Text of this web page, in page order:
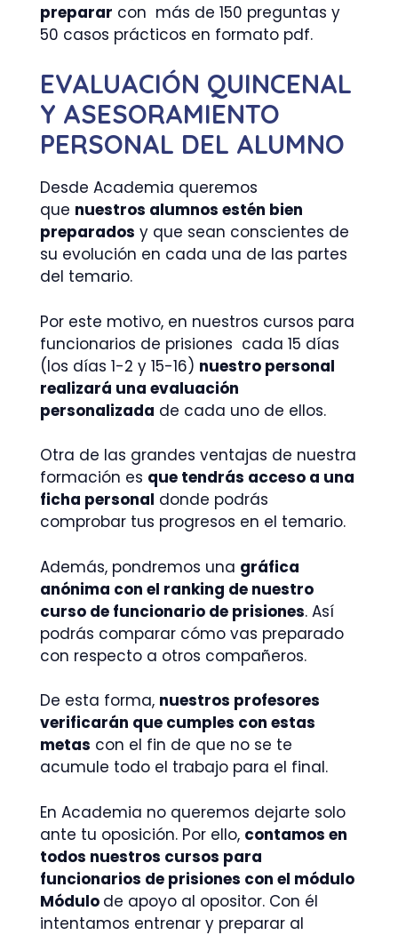
preparar con más de 150 preguntas y
50 casos prácticos en formato pdf.
EVALUACIÓN QUINCENAL
Y ASESORAMIENTO
PERSONAL DEL ALUMNO
Desde Academia queremos
que nuestros alumnos estén bien
preparados y que sean conscientes de
su evolución en cada una de las partes
del temario.
Por este motivo, en nuestros cursos para
funcionarios de prisiones cada 15 días
(los días 1-2 y 15-16) nuestro personal
realizará una evaluación
personalizada de cada uno de ellos.
Otra de las grandes ventajas de nuestra
formación es que tendrás acceso a una
ficha personal donde podrás
comprobar tus progresos en el temario.
Además, pondremos una gráfica
anónima con el ranking de nuestro
curso de funcionario de prisiones. Así
podrás comparar cómo vas preparado
con respecto a otros compañeros.
De esta forma, nuestros profesores
verificarán que cumples con estas
metas con el fin de que no se te
acumule todo el trabajo para el final.
En Academia no queremos dejarte solo
ante tu oposición. Por ello, contamos en
todos nuestros cursos para
funcionarios de prisiones con el módulo
Módulo de apoyo al opositor. Con él
intentamos entrenar y preparar al